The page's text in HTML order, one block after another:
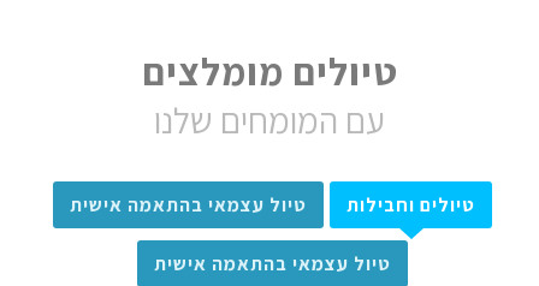
טיולים מומלצים
עם המומחים שלנו
טיולים וחבילות טיול עצמאי בהתאמה אישית
טיול עצמאי בהתאמה אישית